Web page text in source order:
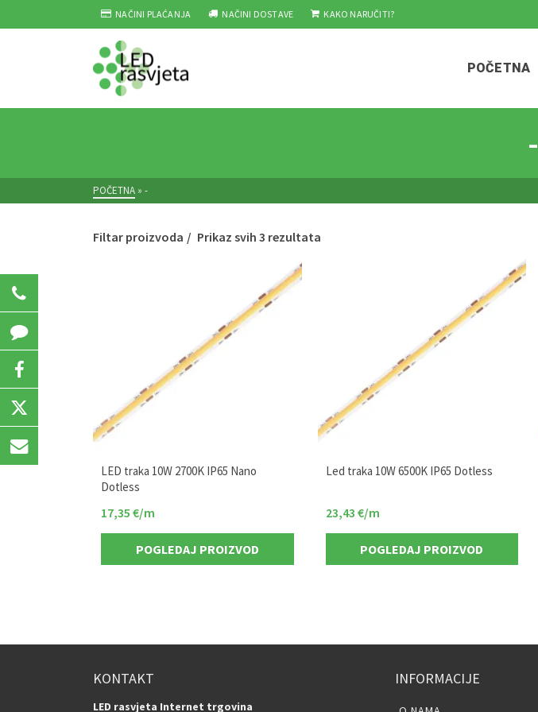
NAČINI PLAĆANJA NAČINI DOSTAVE KAKO NARUČITI?
POČETNA
-
POČETNA » -
Filtar proizvoda Prikaz svih 3 rezultata
LED traka 10W 2700K IP65 Nano
Dotless
17,35 €/m
POGLEDAJ PROIZVOD
Led traka 10W 6500K IP65 Dotless
23,43 €/m
POGLEDAJ PROIZVOD
KONTAKT
LED rasvjeta Internet trgovina
INFORMACIJE